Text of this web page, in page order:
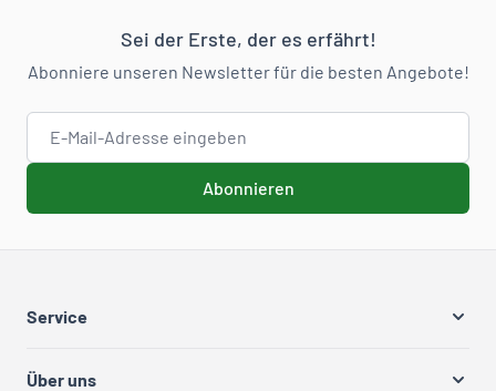
Sei der Erste, der es erfährt!
Abonniere unseren Newsletter für die besten Angebote!
E-Mail-Adresse
Abonnieren
Service
Über uns